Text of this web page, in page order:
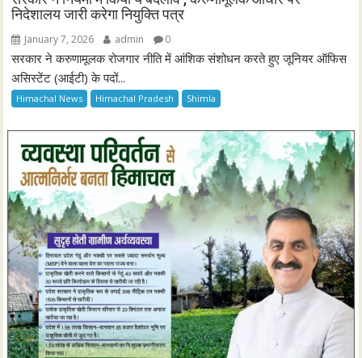
निदेशालय जारी करेगा नियुक्ति पत्र
January 7, 2026 admin 0
सरकार ने करुणामूलक रोजगार नीति में आंशिक संशोधन करते हुए जूनियर ऑफिस
असिस्टेंट (आईटी) के पदों...
Himachal News Himachal Pradesh Shimla